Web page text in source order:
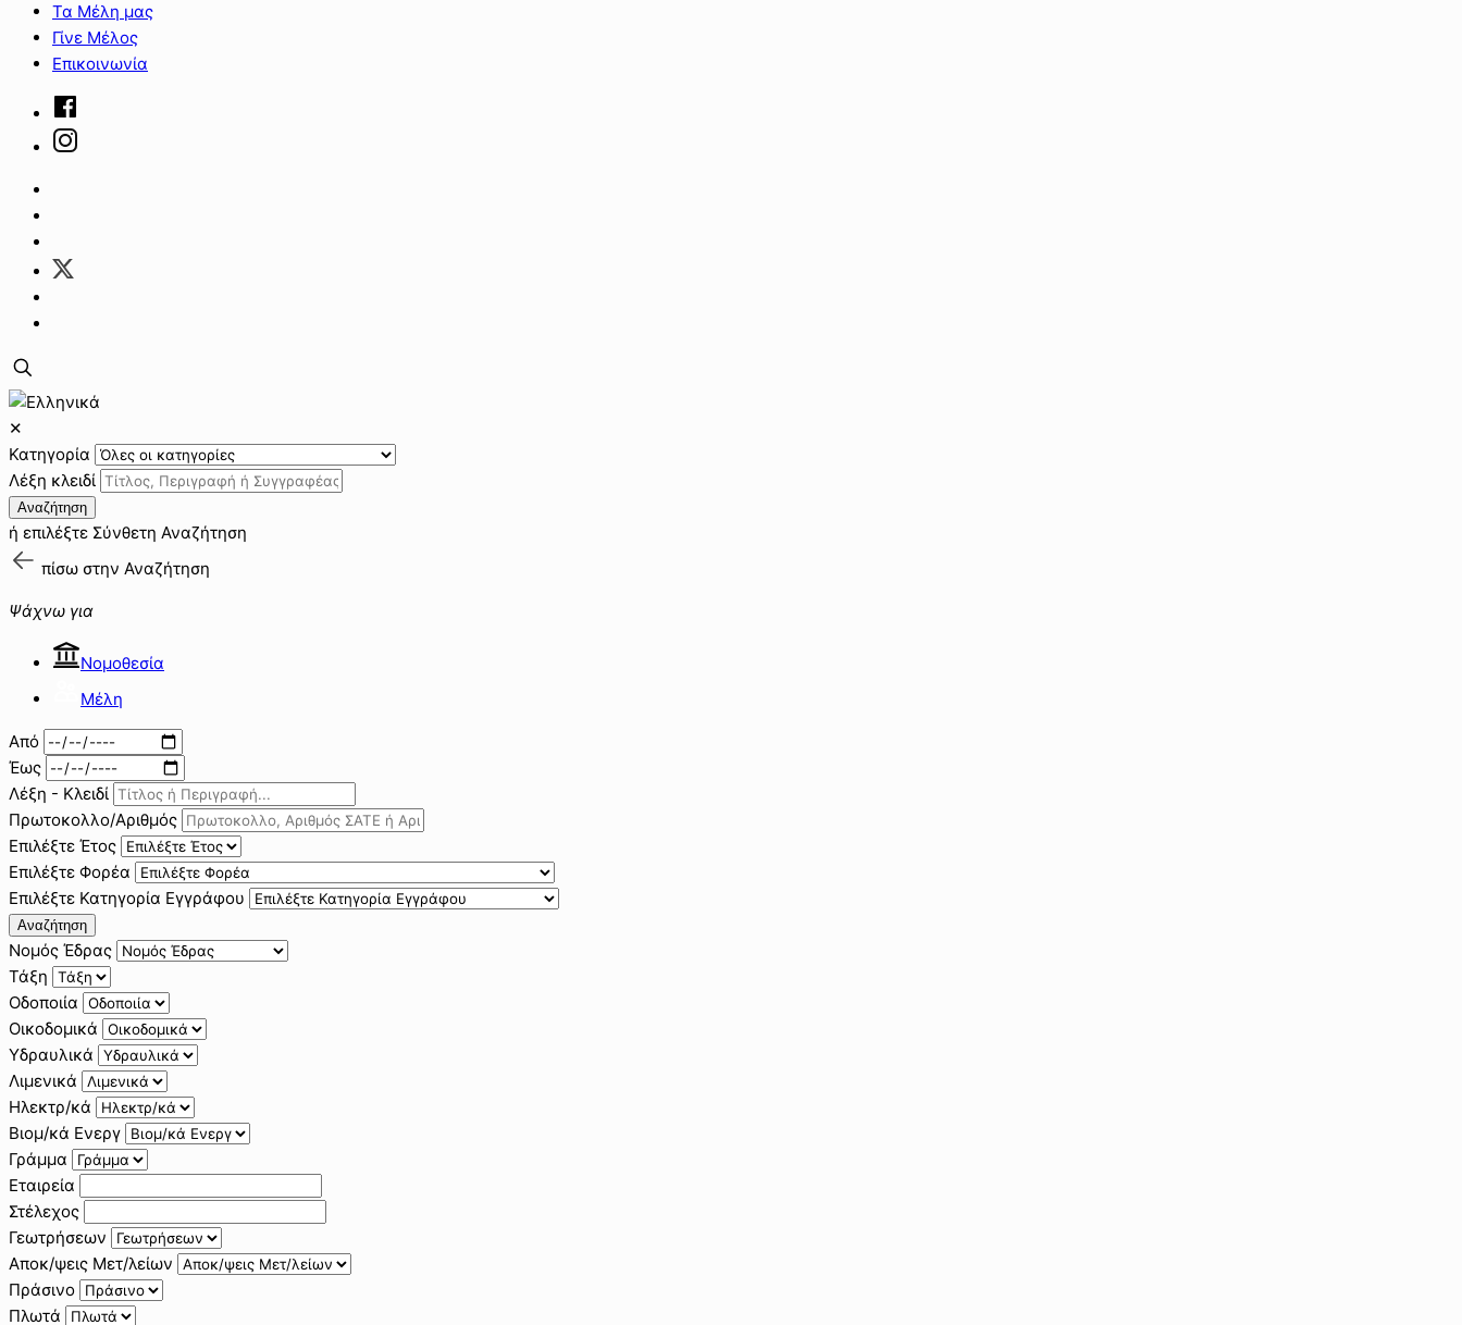
Τα Μέλη μας
Γίνε Μέλος
Επικοινωνία
✕
Κατηγορία
Λέξη κλειδί
Αναζήτηση
ή επιλέξτε Σύνθετη Αναζήτηση
πίσω στην Αναζήτηση
Ψάχνω για
Νομοθεσία
Μέλη
Από
Έως
Λέξη - Κλειδί
Πρωτοκολλο/Αριθμός
Επιλέξτε Έτος
Επιλέξτε Φορέα
Επιλέξτε Κατηγορία Εγγράφου
Αναζήτηση
Νομός Έδρας
Τάξη
Οδοποιία
Οικοδομικά
Υδραυλικά
Λιμενικά
Ηλεκτρ/κά
Βιομ/κά Ενεργ
Γράμμα
Εταιρεία
Στέλεχος
Γεωτρήσεων
Αποκ/ψεις Μετ/λείων
Πράσινο
Πλωτά